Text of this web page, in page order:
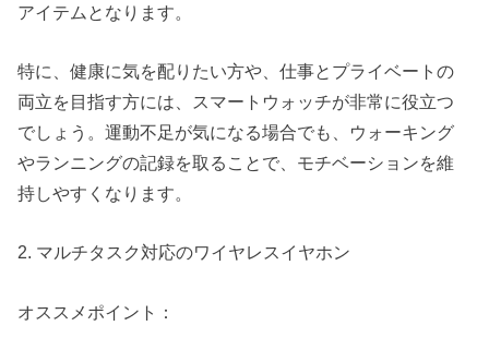
アイテムとなります。
特に、健康に気を配りたい方や、仕事とプライベートの
両立を目指す方には、スマートウォッチが非常に役立つ
でしょう。運動不足が気になる場合でも、ウォーキング
やランニングの記録を取ることで、モチベーションを維
持しやすくなります。
2. マルチタスク対応のワイヤレスイヤホン
オススメポイント：